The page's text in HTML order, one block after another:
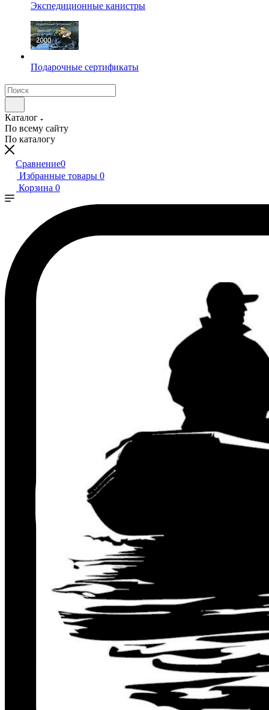
Экспедиционные канистры
Подарочные сертификаты
Каталог
По всему сайту
По каталогу
Сравнение0
Избранные товары 0
Корзина 0